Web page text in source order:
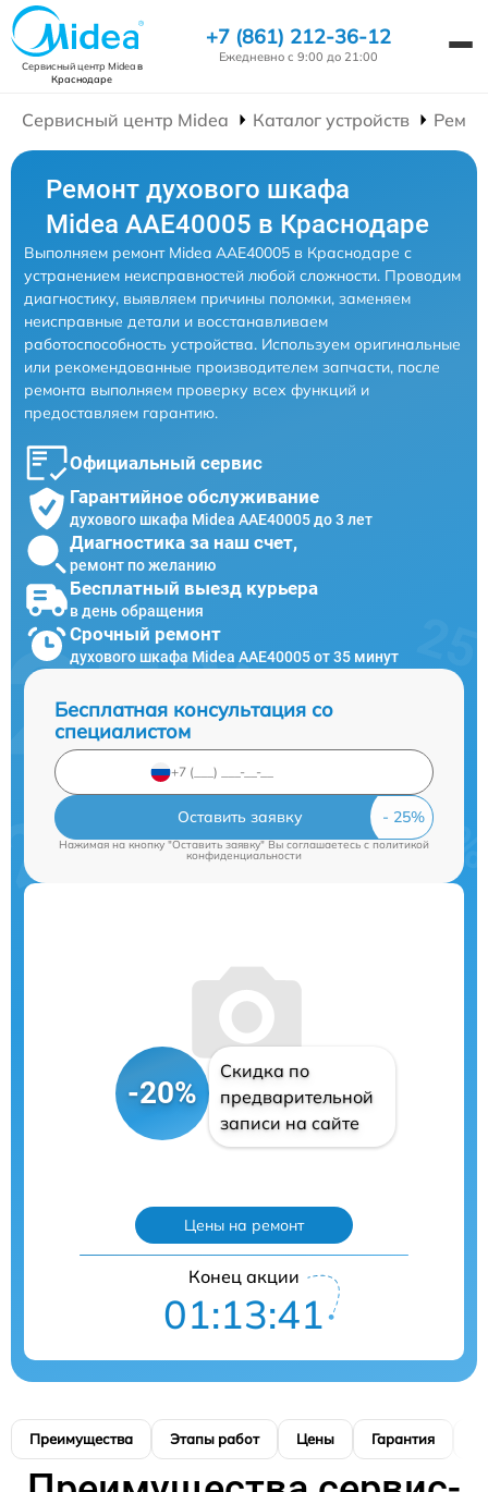
Сервисный центр Mideaв
Краснодаре
+7 (861) 212-36-12
Ежедневно с 9:00 до 21:00
Сервисный центр Midea Каталог устройств
Ремонт духового шкафа
Midea AAE40005 в Краснодаре
Выполняем ремонт Midea AAE40005 в Краснодаре с
устранением неисправностей любой сложности. Проводим
диагностику, выявляем причины поломки, заменяем
неисправные детали и восстанавливаем
работоспособность устройства. Используем оригинальные
или рекомендованные производителем запчасти, после
ремонта выполняем проверку всех функций и
предоставляем гарантию.
Официальный сервис
Гарантийное обслуживание
духового шкафа Midea AAE40005 до 3 лет
Диагностика за наш счет,
ремонт по желанию
Бесплатный выезд курьера
в день обращения
Срочный ремонт
духового шкафа Midea AAE40005 от 35 минут
Бесплатная консультация со
специалистом
Оставить заявку
Нажимая на кнопку "Оставить заявку" Вы соглашаетесь cполитикой
конфиденциальности
-20%
Скидка по
предварительной
записи на сайте
Цены на ремонт
Конец акции
01:13:40
Преимущества Этапы работ Цены Гарантия